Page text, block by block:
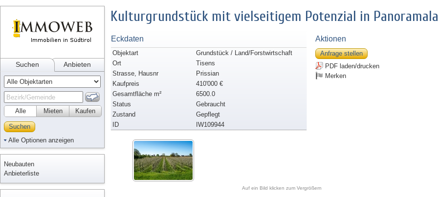
Suchen Anbieten
Alle Kaufen
Mieten
Suchen
Alle Optionen anzeigen
Neubauten
Anbieterliste
Kulturgrundstück mit vielseitigem Potenzial in
Eckdaten
Objektart
Grundstück / Land/Forstwirtschaft
Ort
Tisens
Strasse, Hausnr
Prissian
Kaufpreis
410'000 €
Gesamtfläche m²
6500.0
Status
Gebraucht
Zustand
Gepflegt
ID
IW109944
Aktionen
Anfrage stellen
PDF laden/drucken
Merken
Auf ein Bild klicken zum Vergrößern